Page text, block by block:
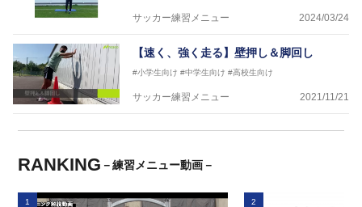
サッカー練習メニュー 2024/03/24
【速く、強く走る】壁押し＆脚回し
#小学生向け #中学生向け #高校生向け
サッカー練習メニュー 2021/11/21
RANKING －練習メニュー動画－
1 2